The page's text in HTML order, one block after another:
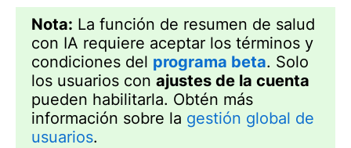
Nota: La función de resumen de salud
con IA requiere aceptar los términos y
condiciones del programa beta. Solo
los usuarios con ajustes de la cuenta
pueden habilitarla. Obtén más
información sobre la gestión global de
usuarios.